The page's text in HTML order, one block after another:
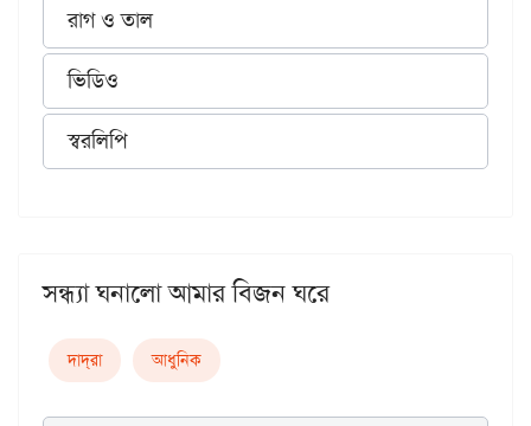
রাগ ও তাল
ভিডিও
স্বরলিপি
সন্ধ্যা ঘনালো আমার বিজন ঘরে
দাদ্‌রা আধুনিক